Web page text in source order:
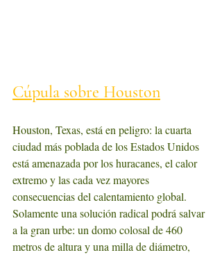
Cúpula sobre Houston
Houston, Texas, está en peligro: la cuarta
ciudad más poblada de los Estados Unidos
está amenazada por los huracanes, el calor
extremo y las cada vez mayores
consecuencias del calentamiento global.
Solamente una solución radical podrá salvar
a la gran urbe: un domo colosal de 460
metros de altura y una milla de diámetro,